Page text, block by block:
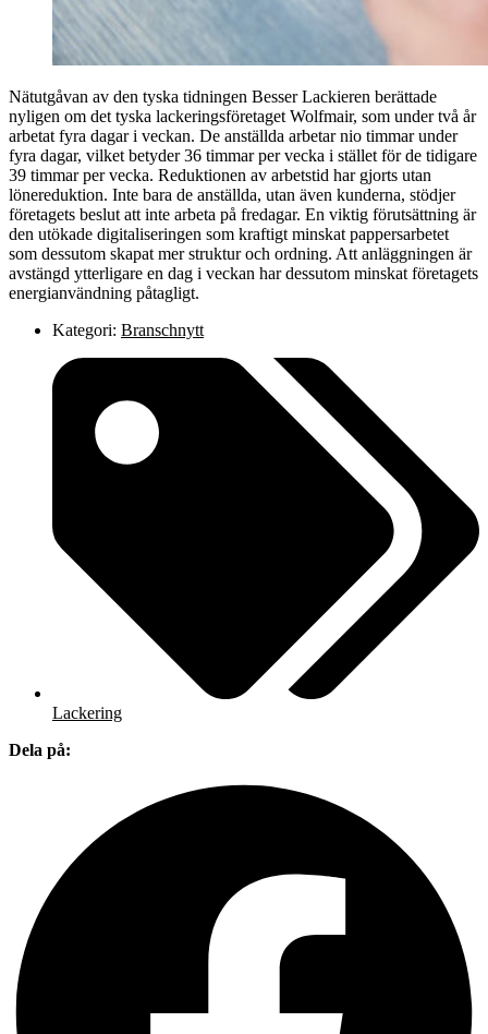
Nätutgåvan av den tyska tidningen Besser Lackieren berättade
nyligen om det tyska lackeringsföretaget Wolfmair, som under två år
arbetat fyra dagar i veckan. De anställda arbetar nio timmar under
fyra dagar, vilket betyder 36 timmar per vecka i stället för de tidigare
39 timmar per vecka. Reduktionen av arbetstid har gjorts utan
lönereduktion. Inte bara de anställda, utan även kunderna, stödjer
företagets beslut att inte arbeta på fredagar. En viktig förutsättning är
den utökade digitaliseringen som kraftigt minskat pappersarbetet
som dessutom skapat mer struktur och ordning. Att anläggningen är
avstängd ytterligare en dag i veckan har dessutom minskat företagets
energianvändning påtagligt.
Kategori: Branschnytt
Lackering
Dela på: